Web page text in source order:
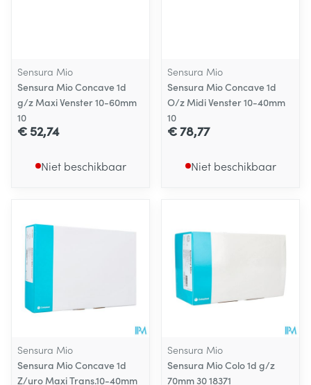
Sensura Mio
Sensura Mio Concave 1d
g/z Maxi Venster 10-60mm
10
€ 52,74
Niet beschikbaar
Sensura Mio
Sensura Mio Concave 1d
O/z Midi Venster 10-40mm
10
€ 78,77
Niet beschikbaar
Sensura Mio
Sensura Mio Concave 1d
Z/uro Maxi Trans.10-40mm
Sensura Mio
Sensura Mio Colo 1d g/z
70mm 30 18371